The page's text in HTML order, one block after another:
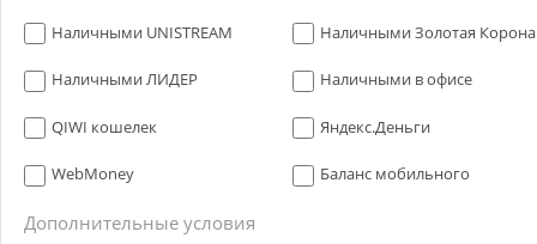
Наличными UNISTREAM Наличными Золотая Корона
Наличными ЛИДЕР Наличными в офисе
QIWI кошелек Яндекс.Деньги
WebMoney Баланс мобильного
Дополнительные условия